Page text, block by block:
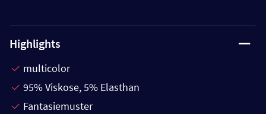
Highlights
multicolor
95% Viskose, 5% Elasthan
Fantasiemuster